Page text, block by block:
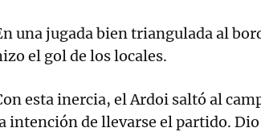
una jugada bien triangulada al
el gol de los locales.
esta inercia, el Ardoi saltó al
intención de llevarse el partido.